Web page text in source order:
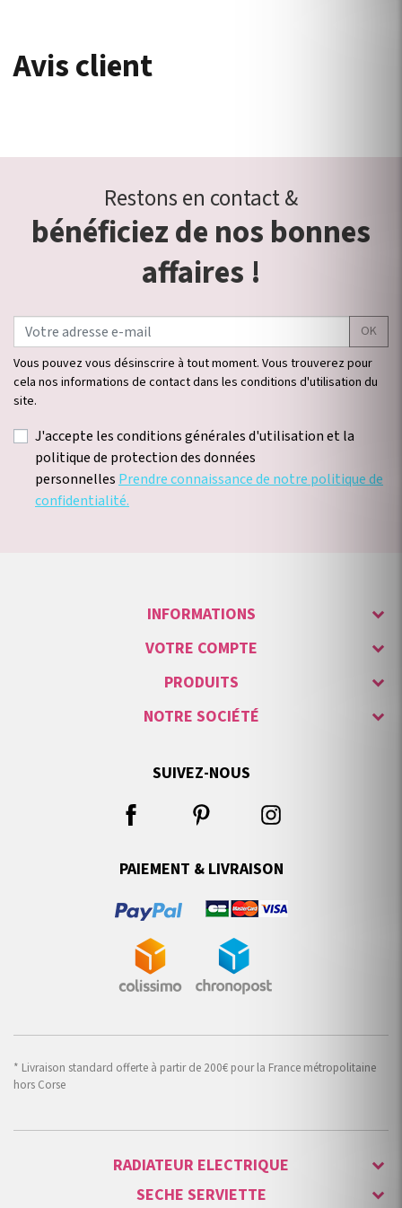
Avis client
Restons en contact &
bénéficiez de nos bonnes
affaires !
OK
Vous pouvez vous désinscrire à tout moment. Vous trouverez pour
cela nos informations de contact dans les conditions d'utilisation du
site.
J'accepte les conditions générales d'utilisation et la
politique de protection des données
personnelles Prendre connaissance de notre politique de
confidentialité.
INFORMATIONS
VOTRE COMPTE
PRODUITS
NOTRE SOCIÉTÉ
SUIVEZ-NOUS
PAIEMENT & LIVRAISON
* Livraison standard offerte à partir de 200€ pour la France métropolitaine
hors Corse
RADIATEUR ELECTRIQUE
SECHE SERVIETTE